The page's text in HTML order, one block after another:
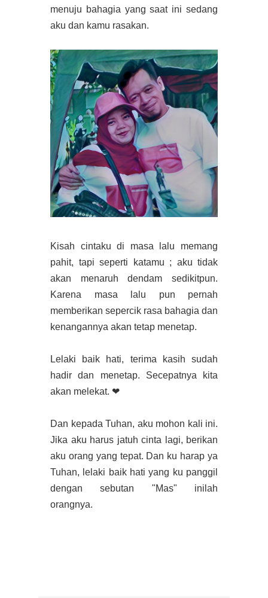
menuju bahagia yang saat ini sedang
aku dan kamu rasakan.
Kisah cintaku di masa lalu memang
pahit, tapi seperti katamu ; aku tidak
akan menaruh dendam sedikitpun.
Karena masa lalu pun pernah
memberikan sepercik rasa bahagia dan
kenangannya akan tetap menetap.
Lelaki baik hati, terima kasih sudah
hadir dan menetap. Secepatnya kita
akan melekat. ❤
Dan kepada Tuhan, aku mohon kali ini.
Jika aku harus jatuh cinta lagi, berikan
aku orang yang tepat. Dan ku harap ya
Tuhan, lelaki baik hati yang ku panggil
dengan sebutan "Mas" inilah
orangnya.